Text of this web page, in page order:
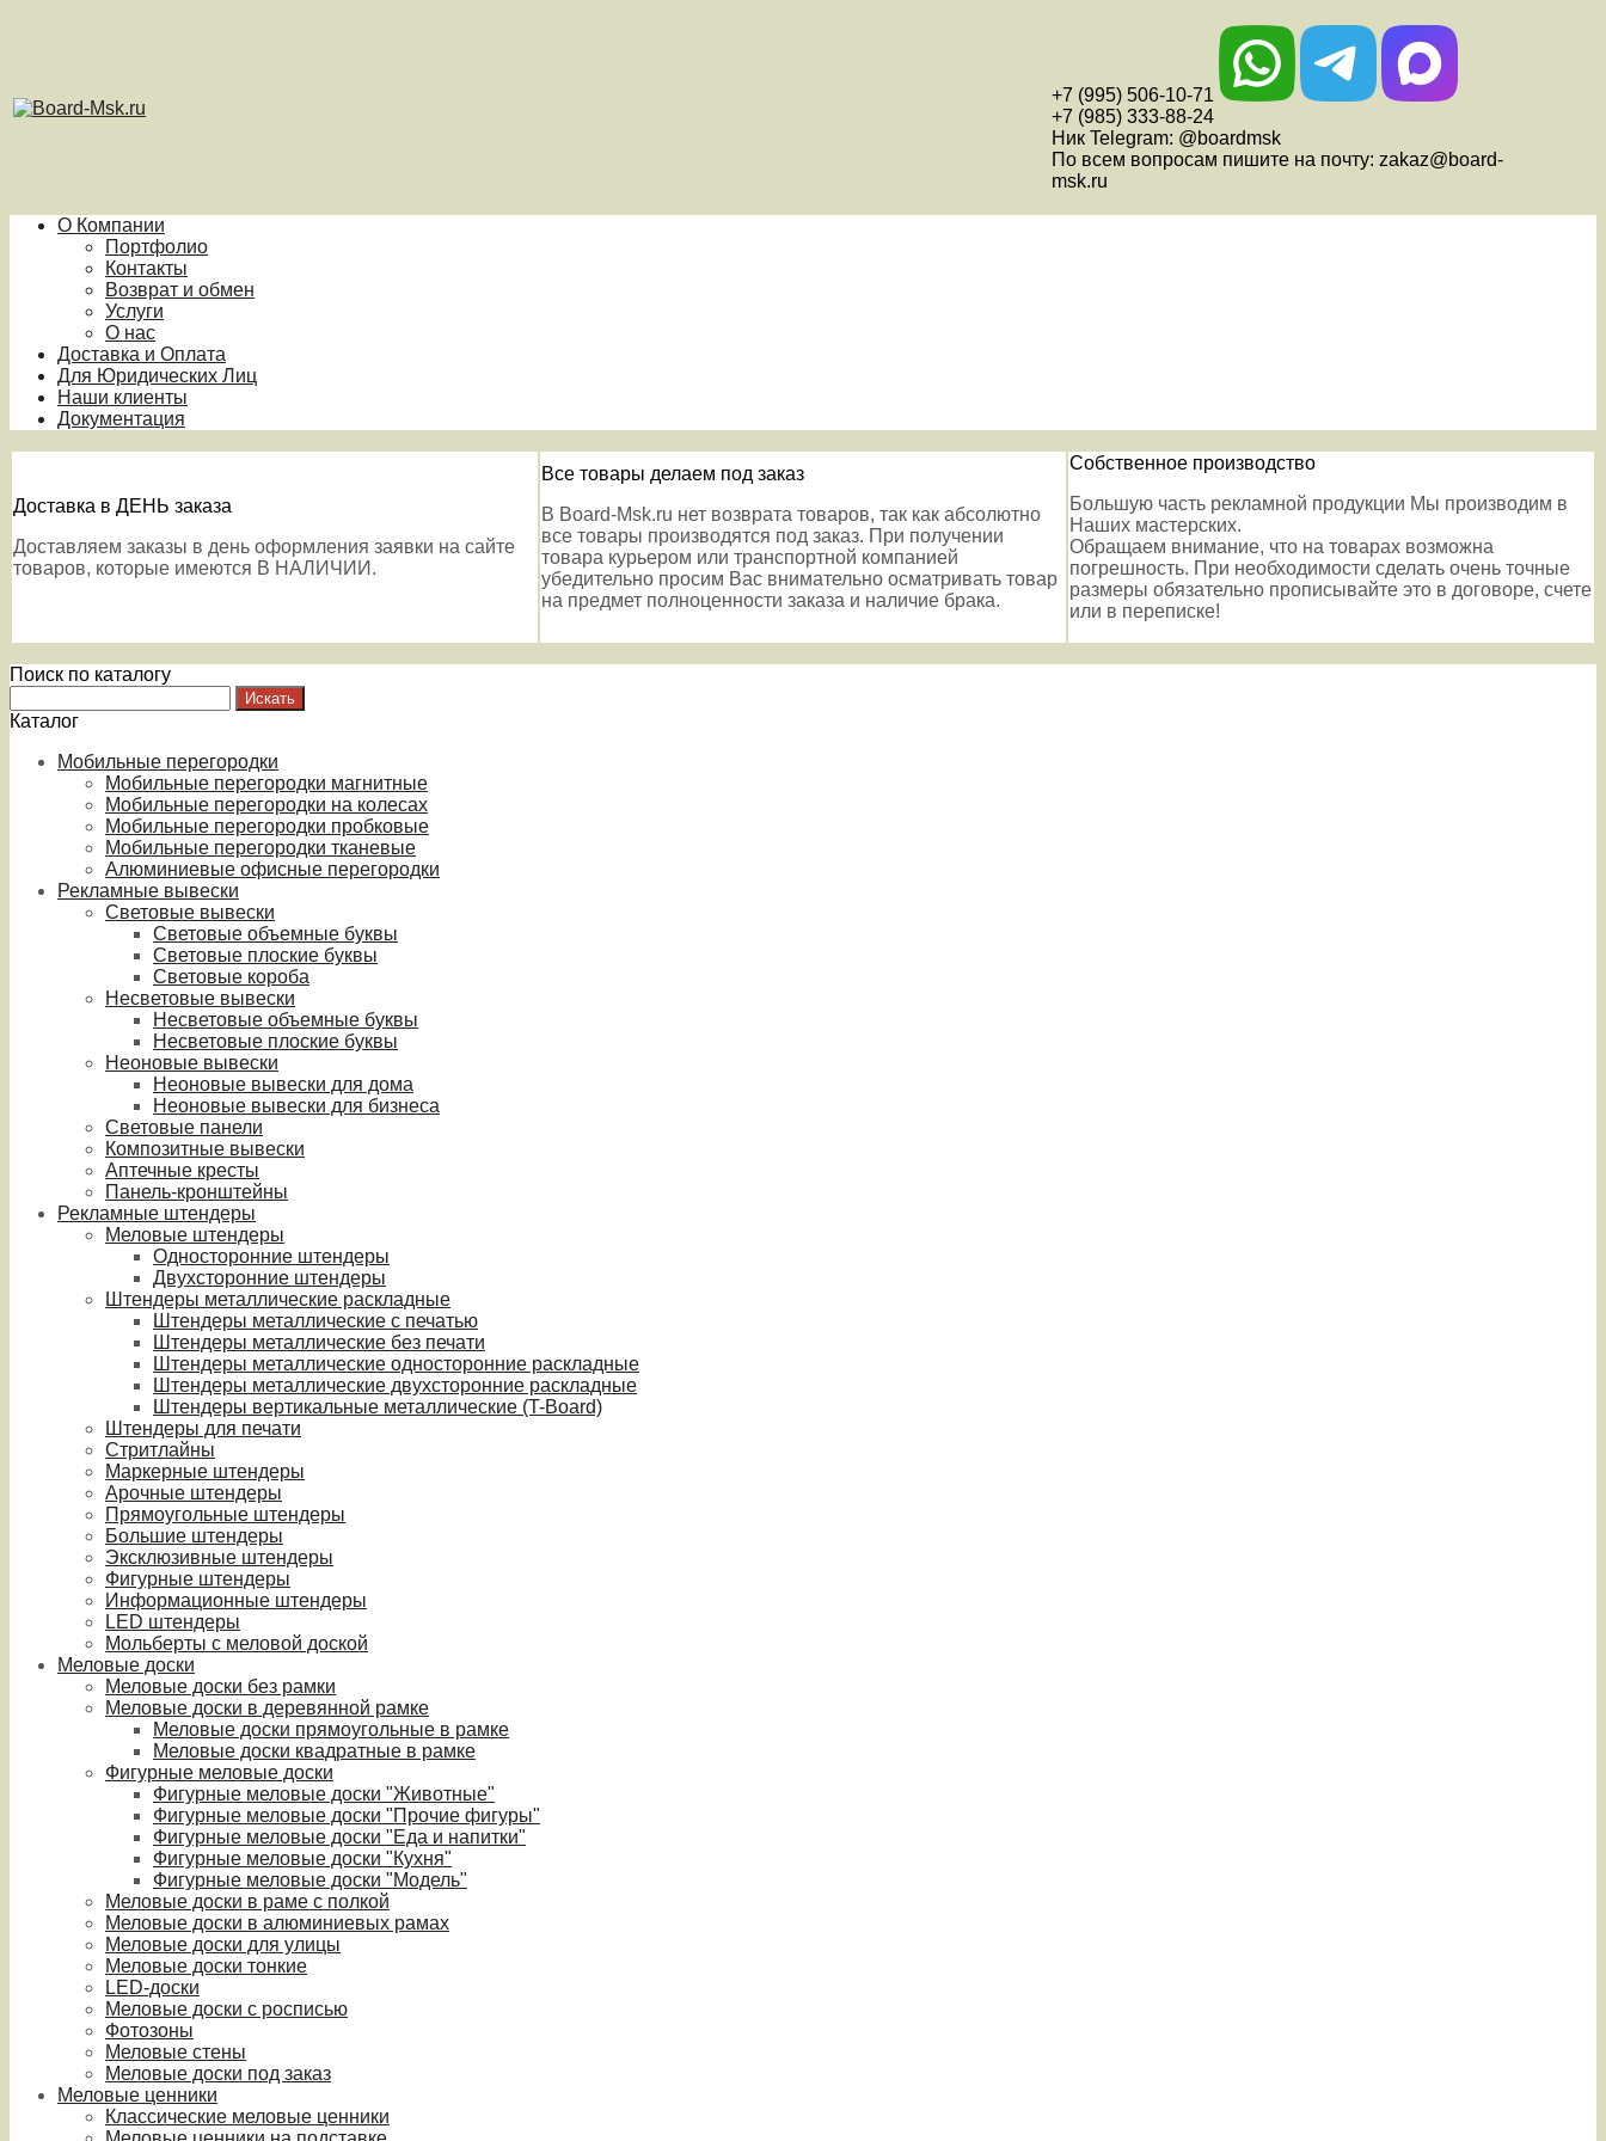
+7 (995) 506-10-71
+7 (985) 333-88-24
Ник Telegram: @boardmsk
По всем вопросам пишите на почту: zakaz@board-
msk.ru
О Компании
Портфолио
Контакты
Возврат и обмен
Услуги
О нас
Доставка и Оплата
Для Юридических Лиц
Наши клиенты
Документация
Доставка в ДЕНЬ заказа
Доставляем заказы в день оформления заявки на сайте
товаров, которые имеются В НАЛИЧИИ.
Все товары делаем под заказ
В Board-Msk.ru нет возврата товаров, так как абсолютно
все товары производятся под заказ. При получении
товара курьером или транспортной компанией
убедительно просим Вас внимательно осматривать товар
на предмет полноценности заказа и наличие брака.
Собственное производство
Большую часть рекламной продукции Мы производим в
Наших мастерских.
Обращаем внимание, что на товарах возможна
погрешность. При необходимости сделать очень точные
размеры обязательно прописывайте это в договоре, счете
или в переписке!
Поиск по каталогу
Каталог
Мобильные перегородки
Мобильные перегородки магнитные
Мобильные перегородки на колесах
Мобильные перегородки пробковые
Мобильные перегородки тканевые
Алюминиевые офисные перегородки
Рекламные вывески
Световые вывески
Световые объемные буквы
Световые плоские буквы
Световые короба
Несветовые вывески
Несветовые объемные буквы
Несветовые плоские буквы
Неоновые вывески
Неоновые вывески для дома
Неоновые вывески для бизнеса
Световые панели
Композитные вывески
Аптечные кресты
Панель-кронштейны
Рекламные штендеры
Меловые штендеры
Односторонние штендеры
Двухсторонние штендеры
Штендеры металлические раскладные
Штендеры металлические с печатью
Штендеры металлические без печати
Штендеры металлические односторонние раскладные
Штендеры металлические двухсторонние раскладные
Штендеры вертикальные металлические (T-Board)
Штендеры для печати
Стритлайны
Маркерные штендеры
Арочные штендеры
Прямоугольные штендеры
Большие штендеры
Эксклюзивные штендеры
Фигурные штендеры
Информационные штендеры
LED штендеры
Мольберты с меловой доской
Меловые доски
Меловые доски без рамки
Меловые доски в деревянной рамке
Меловые доски прямоугольные в рамке
Меловые доски квадратные в рамке
Фигурные меловые доски
Фигурные меловые доски "Животные"
Фигурные меловые доски "Прочие фигуры"
Фигурные меловые доски "Еда и напитки"
Фигурные меловые доски "Кухня"
Фигурные меловые доски "Модель"
Меловые доски в раме с полкой
Меловые доски в алюминиевых рамах
Меловые доски для улицы
Меловые доски тонкие
LED-доски
Меловые доски с росписью
Фотозоны
Меловые стены
Меловые доски под заказ
Меловые ценники
Классические меловые ценники